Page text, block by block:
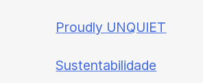
Proudly UNQUIET
Sustentabilidade